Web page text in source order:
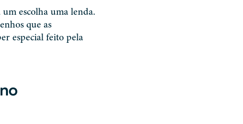
escolha uma lenda.
que as
especial feito pela